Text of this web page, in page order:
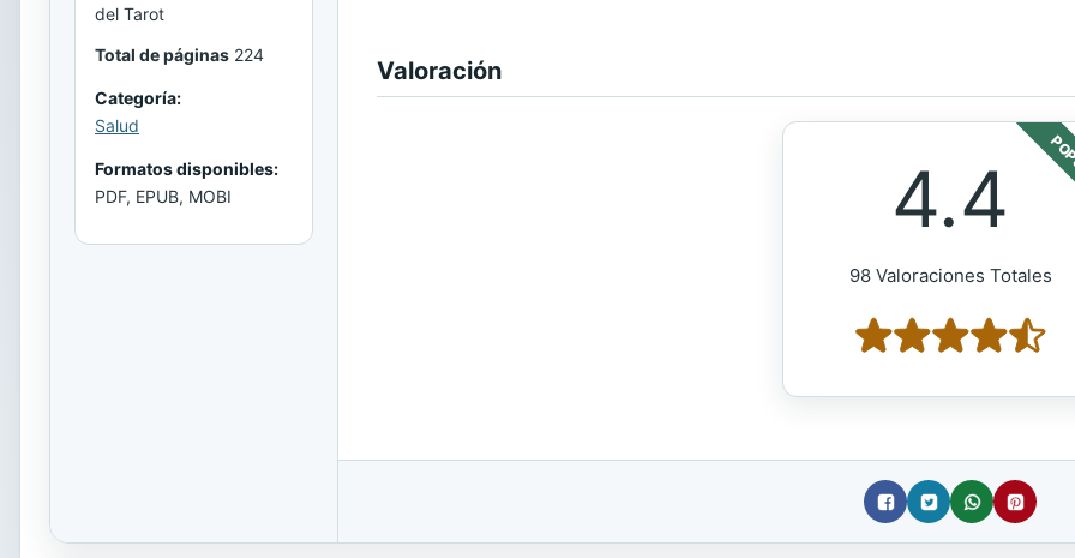
del Tarot
Total de páginas 224
Categoría:
Salud
Formatos disponibles:
PDF, EPUB, MOBI
Valoración
4.4
98 Valoraciones Totales